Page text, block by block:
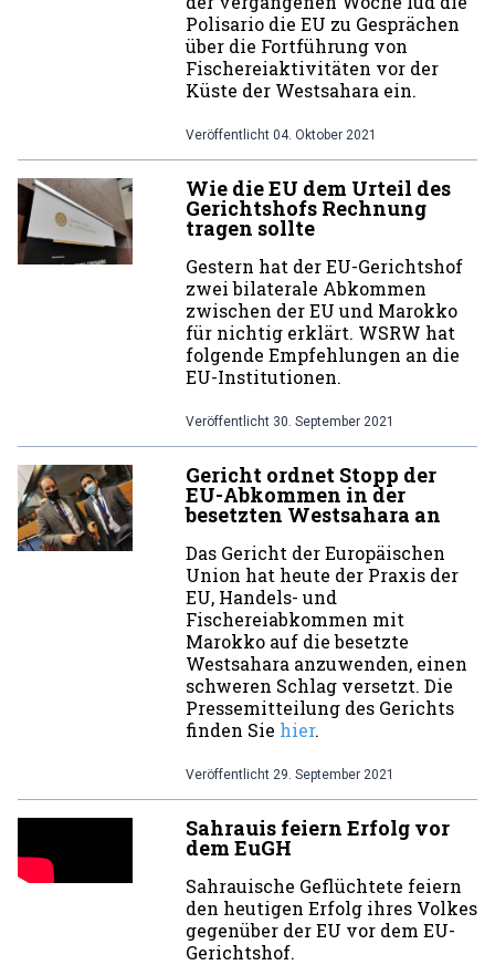
Polisario die EU zu Gesprächen
über die Fortführung von
Fischereiaktivitäten vor der
Küste der Westsahara ein.
Veröffentlicht 04. Oktober 2021
Wie die EU dem Urteil des
Gerichtshofs Rechnung
tragen sollte
Gestern hat der EU-Gerichtshof
zwei bilaterale Abkommen
zwischen der EU und Marokko
für nichtig erklärt. WSRW hat
folgende Empfehlungen an die
EU-Institutionen.
Veröffentlicht 30. September 2021
Gericht ordnet Stopp der
EU-Abkommen in der
besetzten Westsahara an
Das Gericht der Europäischen
Union hat heute der Praxis der
EU, Handels- und
Fischereiabkommen mit
Marokko auf die besetzte
Westsahara anzuwenden, einen
schweren Schlag versetzt. Die
Pressemitteilung des Gerichts
finden Sie hier.
Veröffentlicht 29. September 2021
Sahrauis feiern Erfolg vor
dem EuGH
Sahrauische Geflüchtete feiern
den heutigen Erfolg ihres Volkes
gegenüber der EU vor dem EU-
Gerichtshof.